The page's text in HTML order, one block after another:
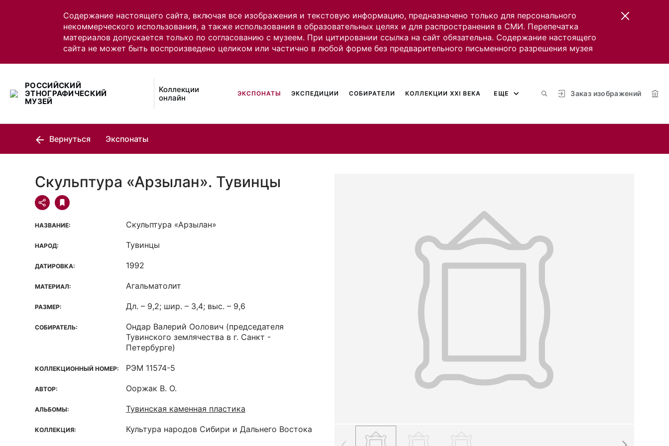
Содержание настоящего сайта, включая все изображения и текстовую информацию, предназначено только для персонального
некоммерческого использования, а также использования в образовательных целях и для распространения в СМИ. Перепечатка
материалов допускается только по согласованию с музеем. При цитировании ссылка на сайт обязательна. Содержание настоящего
сайта не может быть воспроизведено целиком или частично в любой форме без предварительного письменного разрешения музея
РОССИЙСКИЙ
ЭТНОГРАФИЧЕСКИЙ
МУЗЕЙ
Коллекции
онлайн
Заказ изображений
ЭКСПОНАТЫ ЭКСПЕДИЦИИ СОБИРАТЕЛИ КОЛЛЕКЦИИ XXI ВЕКА ЕЩЕ
Вернуться Экспонаты
Скульптура «Арзылан». Тувинцы
НАЗВАНИЕ: Скульптура «Арзылан»
НАРОД: Тувинцы
ДАТИРОВКА: 1992
МАТЕРИАЛ: Агальматолит
РАЗМЕР: Дл. – 9,2; шир. – 3,4; выс. – 9,6
СОБИРАТЕЛЬ: Ондар Валерий Оолович (председателя
Тувинского землячества в г. Санкт -
Петербурге)
КОЛЛЕКЦИОННЫЙ НОМЕР: РЭМ 11574-5
АВТОР: Ооржак В. О.
АЛЬБОМЫ: Тувинская каменная пластика
КОЛЛЕКЦИЯ: Культура народов Сибири и Дальнего Востока